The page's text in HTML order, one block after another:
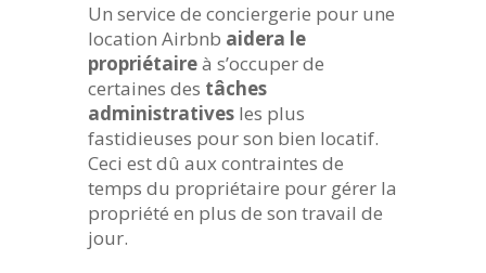
Un service de conciergerie pour une
location Airbnb aidera le
propriétaireà s’occuper de
certaines des tâches
administratives les plus
fastidieuses pour son bien locatif.
Ceci est dû aux contraintes de
temps du propriétaire pour gérer la
propriété en plus de son travail de
jour.